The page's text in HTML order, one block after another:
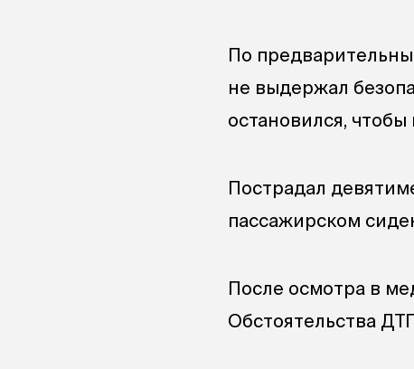
По
не выдержал
остановился,
Пострадал
пассажирском
После осмотра в
Обстоятельства